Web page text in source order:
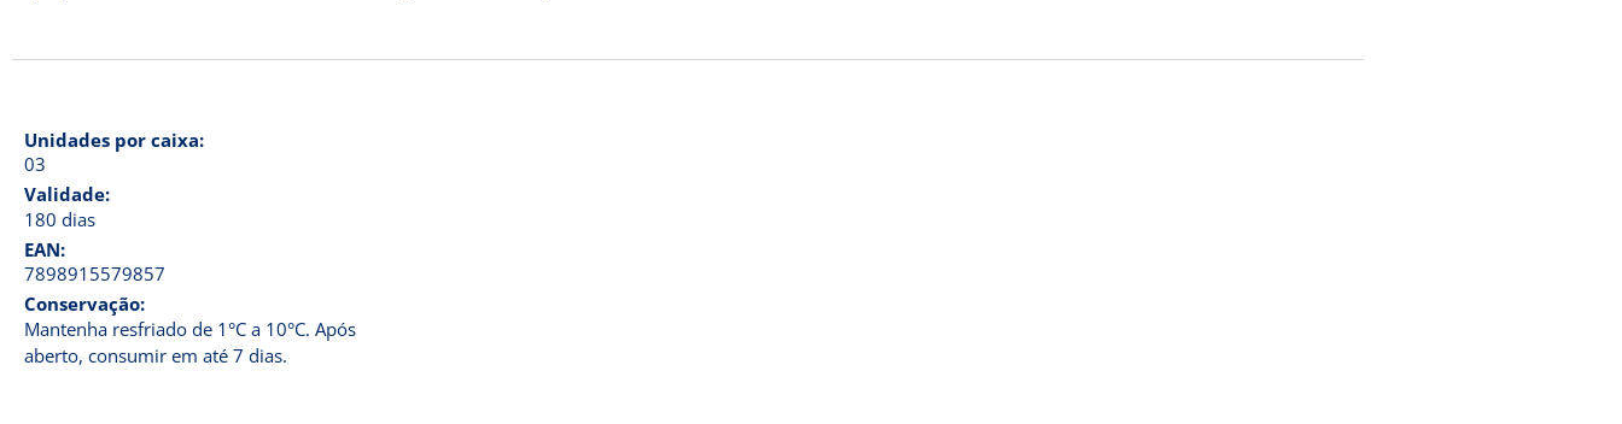
Unidades por caixa:
03
Validade:
180 dias
EAN:
7898915579857
Conservação:
Mantenha resfriado de 1°C a 10°C. Após
aberto, consumir em até 7 dias.